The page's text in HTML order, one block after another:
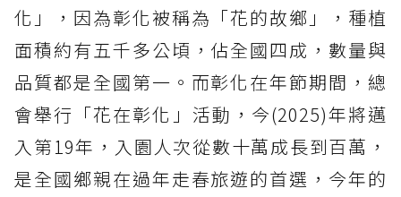
化」，因為彰化被稱為「花的故鄉」，種植
面積約有五千多公頃，佔全國四成，數量與
品質都是全國第一。而彰化在年節期間，總
會舉行「花在彰化」活動，今(2025)年將邁
入第19年，入園人次從數十萬成長到百萬，
是全國鄉親在過年走春旅遊的首選，今年的